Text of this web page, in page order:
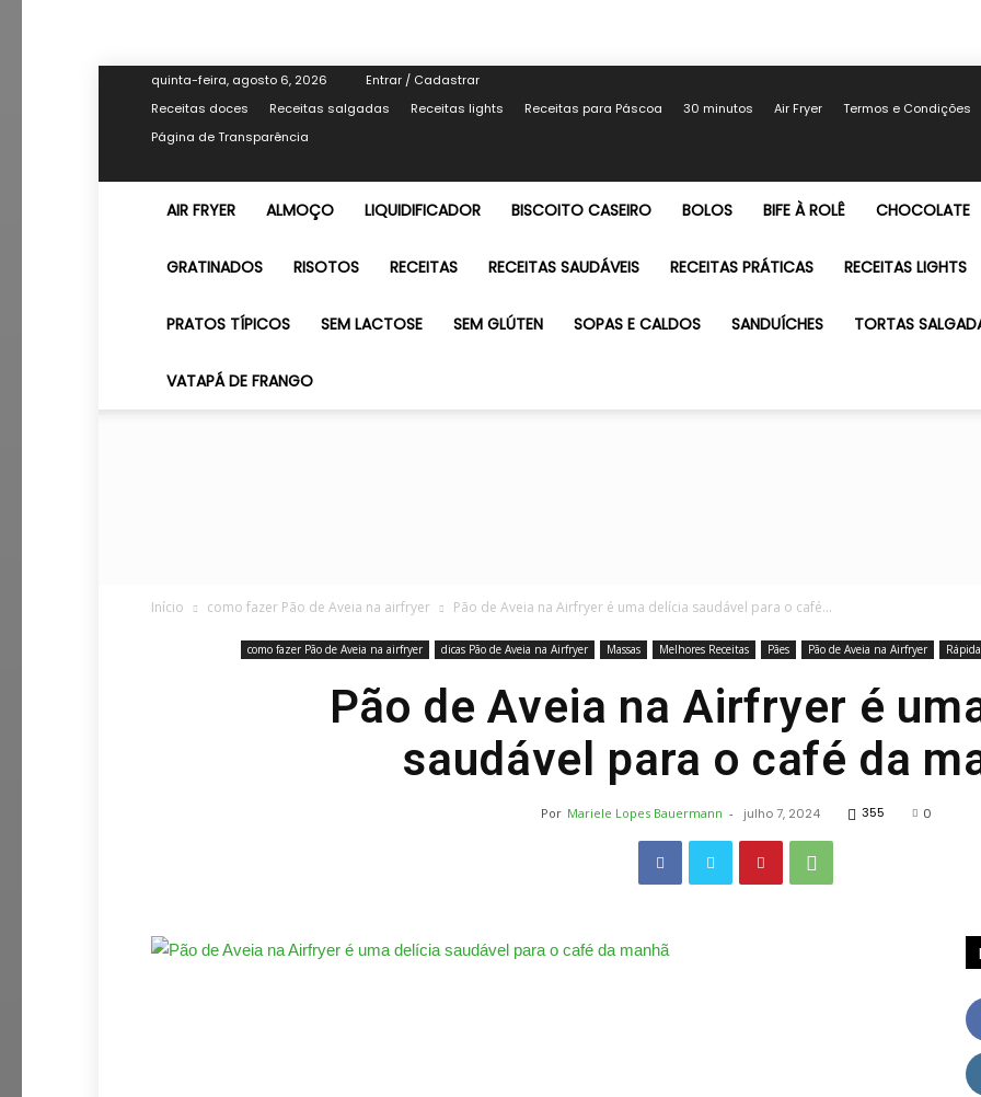
quinta-feira, agosto 6, 2026
Entrar / Cadastrar
Receitas doces
Receitas salgadas Receitas lights Receitas para Páscoa 30 minutos Air Fryer
Termos e Condições
Página de Transparência
AIR FRYER ALMOÇO LIQUIDIFICADOR BISCOITO CASEIRO BOLOS BIFE À ROLÊ CHOCOLATE
GRATINADOS RISOTOS RECEITAS RECEITAS SAUDÁVEIS RECEITAS PRÁTICAS RECEITAS LIGHTS
PRATOS TÍPICOS SEM LACTOSE SEM GLÚTEN SOPAS E CALDOS SANDUÍCHES TORTAS
VATAPÁ DE FRANGO
Deliciosas
Início como fazer Pão de Aveia na airfryer Pão de Aveia na Airfryer é uma delícia saudável para o café...
como fazer Pão de Aveia na airfryer dicas Pão de Aveia na Airfryer Massas Melhores Receitas Pães Pão de Aveia na Airfryer
Pão de Aveia na Airfryer é
saudável para o café da
Por Mariele Lopes Bauermann - julho 7, 2024 355 0